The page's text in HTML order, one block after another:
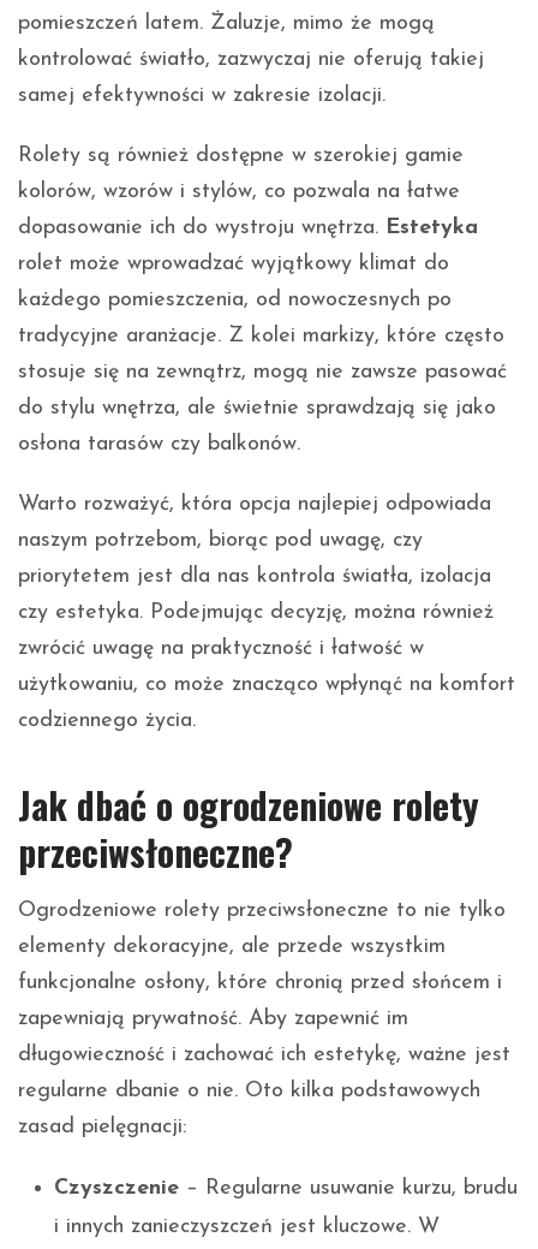
pomieszczeń latem. Żaluzje, mimo że mogą
kontrolować światło, zazwyczaj nie oferują takiej
samej efektywności w zakresie izolacji.
Rolety są również dostępne w szerokiej gamie
kolorów, wzorów i stylów, co pozwala na łatwe
dopasowanie ich do wystroju wnętrza. Estetyka
rolet może wprowadzać wyjątkowy klimat do
każdego pomieszczenia, od nowoczesnych po
tradycyjne aranżacje. Z kolei markizy, które często
stosuje się na zewnątrz, mogą nie zawsze pasować
do stylu wnętrza, ale świetnie sprawdzają się jako
osłona tarasów czy balkonów.
Warto rozważyć, która opcja najlepiej odpowiada
naszym potrzebom, biorąc pod uwagę, czy
priorytetem jest dla nas kontrola światła, izolacja
czy estetyka. Podejmując decyzję, można również
zwrócić uwagę na praktyczność i łatwość w
użytkowaniu, co może znacząco wpłynąć na komfort
codziennego życia.
Jak dbać o ogrodzeniowe rolety
przeciwsłoneczne?
Ogrodzeniowe rolety przeciwsłoneczne to nie tylko
elementy dekoracyjne, ale przede wszystkim
funkcjonalne osłony, które chronią przed słońcem i
zapewniają prywatność. Aby zapewnić im
długowieczność i zachować ich estetykę, ważne jest
regularne dbanie o nie. Oto kilka podstawowych
zasad pielęgnacji:
Czyszczenie – Regularne usuwanie kurzu, brudu
i innych zanieczyszczeń jest kluczowe. W